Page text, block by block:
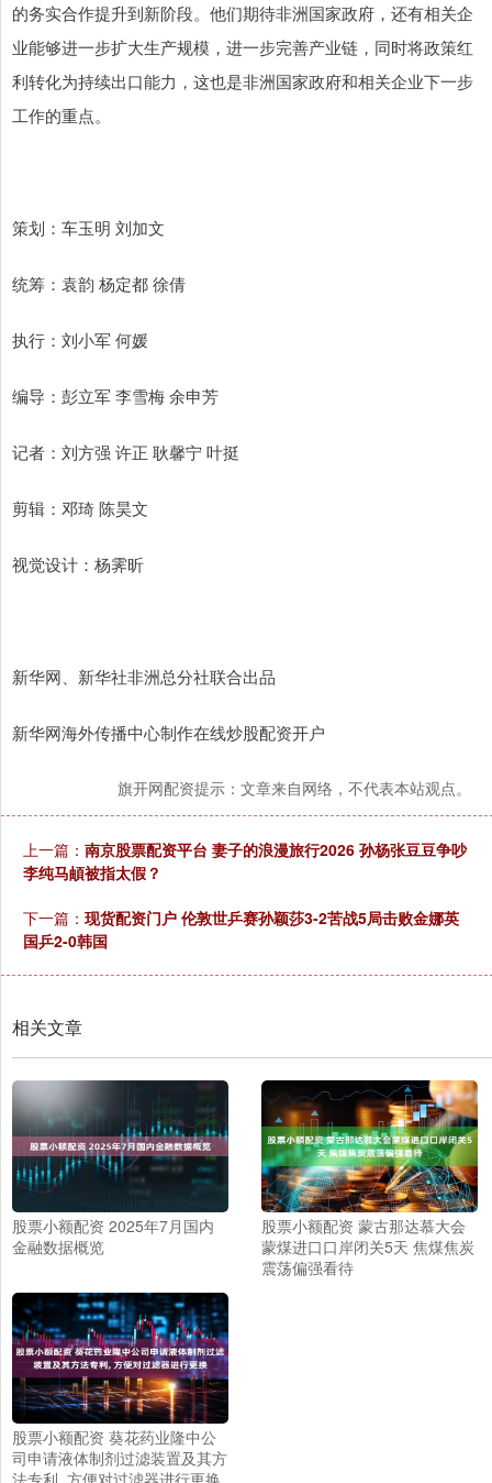
的务实合作提升到新阶段。他们期待非洲国家政府，还有相关企
业能够进一步扩大生产规模，进一步完善产业链，同时将政策红
利转化为持续出口能力，这也是非洲国家政府和相关企业下一步
工作的重点。
策划：车玉明 刘加文
统筹：袁韵 杨定都 徐倩
执行：刘小军 何媛
编导：彭立军 李雪梅 余申芳
记者：刘方强 许正 耿馨宁 叶挺
剪辑：邓琦 陈昊文
视觉设计：杨霁昕
新华网、新华社非洲总分社联合出品
新华网海外传播中心制作在线炒股配资开户
旗开网配资提示：文章来自网络，不代表本站观点。
上一篇： 南京股票配资平台 妻子的浪漫旅行2026 孙杨张豆豆争吵
李纯马頔被指太假？
下一篇： 现货配资门户 伦敦世乒赛孙颖莎3-2苦战5局击败金娜英
国乒2-0韩国
相关文章
股票小额配资 2025年7月国内
金融数据概览
股票小额配资 蒙古那达慕大会
蒙煤进口口岸闭关5天 焦煤焦炭
震荡偏强看待
股票小额配资 葵花药业隆中公
司申请液体制剂过滤装置及其方